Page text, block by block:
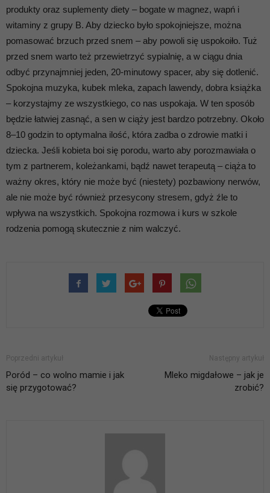
produkty oraz suplementy diety – bogate w magnez, wapń i
witaminy z grupy B. Aby dziecko było spokojniejsze, można
pomasować brzuch przed snem – aby powoli się uspokoiło. Tuż
przed snem warto też przewietrzyć sypialnię, a w ciągu dnia
odbyć przynajmniej jeden, 20-minutowy spacer, aby się dotlenić.
Spokojna muzyka, kubek mleka, zapach lawendy, dobra książka
– korzystajmy ze wszystkiego, co nas uspokaja. W ten sposób
będzie łatwiej zasnąć, a sen w ciąży jest bardzo potrzebny. Około
8–10 godzin to optymalna ilość, która zadba o zdrowie matki i
dziecka. Jeśli kobieta boi się porodu, warto aby porozmawiała o
tym z partnerem, koleżankami, bądź nawet terapeutą – ciąża to
ważny okres, który nie może być (niestety) pozbawiony nerwów,
ale nie może być również przesycony stresem, gdyż źle to
wpływa na wszystkich. Spokojna rozmowa i kurs w szkole
rodzenia pomogą skutecznie z nim walczyć.
Poprzedni artykuł
Poród – co wolno mamie i jak
się przygotować?
Następny artykuł
Mleko migdałowe – jak je
zrobić?